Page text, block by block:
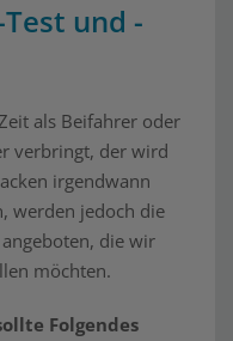
und -
als Beifahrer oder
verbringt, der wird
irgendwann
werden jedoch die
die wir
möchten.
Folgendes